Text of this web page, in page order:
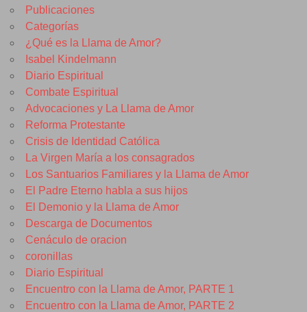
Publicaciones
Categorías
¿Qué es la Llama de Amor?
Isabel Kindelmann
Diario Espiritual
Combate Espiritual
Advocaciones y La Llama de Amor
Reforma Protestante
Crisis de Identidad Católica
La Virgen María a los consagrados
Los Santuarios Familiares y la Llama de Amor
El Padre Eterno habla a sus hijos
El Demonio y la Llama de Amor
Descarga de Documentos
Cenáculo de oracion
coronillas
Diario Espiritual
Encuentro con la Llama de Amor, PARTE 1
Encuentro con la Llama de Amor, PARTE 2